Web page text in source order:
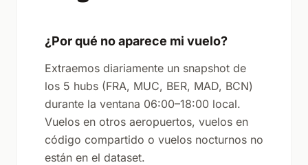
¿Por qué no aparece mi vuelo?
Extraemos diariamente un snapshot de
los 5 hubs (FRA, MUC, BER, MAD, BCN)
durante la ventana 06:00–18:00 local.
Vuelos en otros aeropuertos, vuelos en
código compartido o vuelos nocturnos no
están en el dataset.